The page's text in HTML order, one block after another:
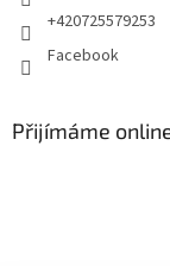
+420725579253
Facebook
Přijímáme